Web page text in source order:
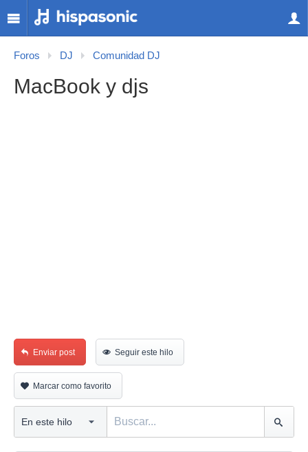
Foros DJ Comunidad DJ
MacBook y djs
Enviar post Seguir este hilo
Marcar como favorito